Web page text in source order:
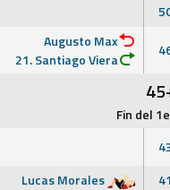
Augusto Max
21. Santiago Viera
Fin del
Lucas Morales